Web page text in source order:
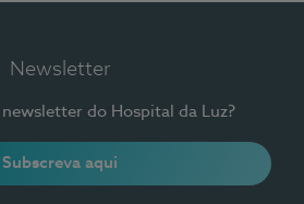
Newsletter
do Hospital da Luz?
Subscreva aqui